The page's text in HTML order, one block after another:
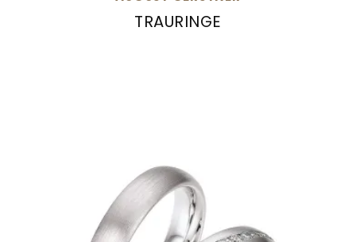
TRAURINGE